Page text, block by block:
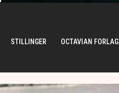
STILLINGER OCTAVIAN FORLAG